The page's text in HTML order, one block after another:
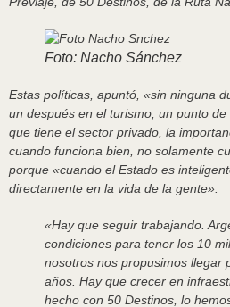
Foto: Nacho Sánchez
Estas políticas, apuntó, «sin ninguna
un después en el turismo, un punto
que tiene el sector privado, la
cuando funciona bien, no solamente
porque «cuando el Estado es
directamente en la vida de la gente».
«Hay que seguir trabajando.
condiciones para tener los 10
nosotros nos propusimos llegar
años. Hay que crecer en
hecho con 50 Destinos, lo